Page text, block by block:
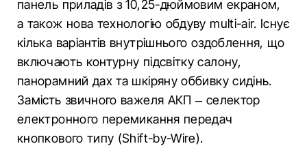
панель приладів з 10,25-дюймовим екраном,
а також нова технологію обдуву multi-air. Існує
кілька варіантів внутрішнього оздоблення, що
включають контурну підсвітку салону,
панорамний дах та шкіряну оббивку сидінь.
Замість звичного важеля АКП – селектор
електронного перемикання передач
кнопкового типу (Shift-by-Wire).